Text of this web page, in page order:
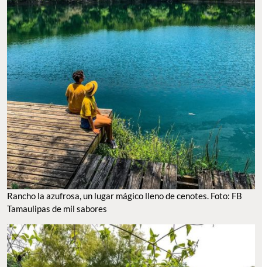
Rancho la azufrosa, un lugar mágico lleno de cenotes. Foto: FB
Tamaulipas de mil sabores